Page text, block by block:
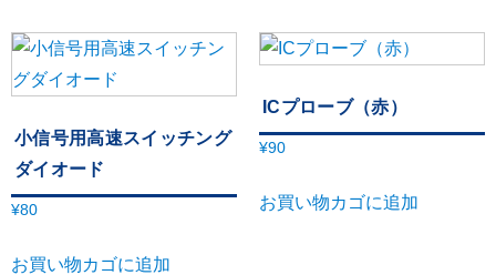
小信号用高速スイッチング
ダイオード
¥80
お買い物カゴに追加
ICプローブ（赤）
¥90
お買い物カゴに追加